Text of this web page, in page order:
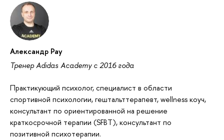
Александр Рау
Тренер Adidas Academy c 2016 года
Практикующий психолог, специалист в области
спортивной психологии, гештальттерапевт, wellness коуч,
консультант по ориентированной на решение
краткосрочной терапии (SFBT), консультант по
позитивной психотерапии.